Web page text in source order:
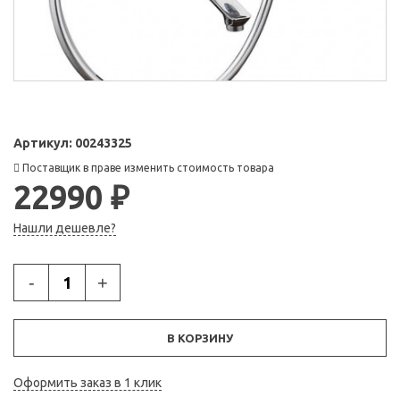
Артикул: 00243325
Поставщик в праве изменить стоимость товара
22990 ₽
Нашли дешевле?
- +
В КОРЗИНУ
Оформить заказ в 1 клик